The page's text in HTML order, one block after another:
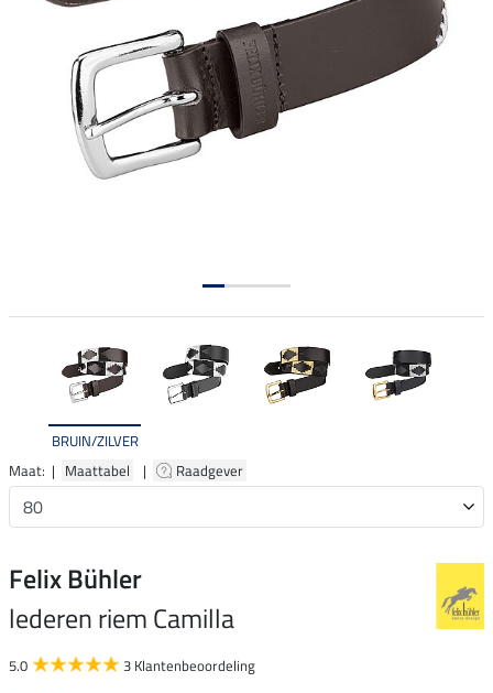
BRUIN/ZILVER
Maat: | Maattabel | Raadgever
Felix Bühler
lederen riem Camilla
5.0 3 Klantenbeoordeling